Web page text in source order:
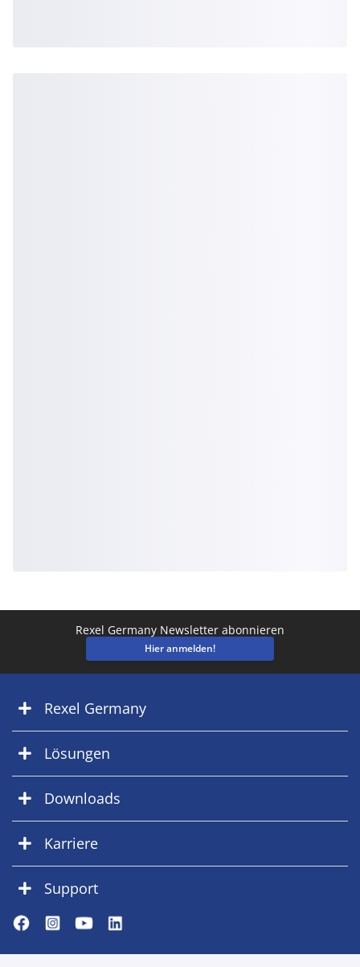
Rexel Germany Newsletter abonnieren
Hier anmelden!
Rexel Germany
Lösungen
Downloads
Karriere
Support